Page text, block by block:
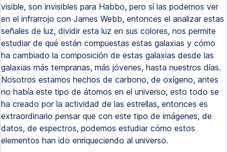
visible, son invisibles para Habbo, pero sí las podemos ver
en el infrarrojo con James Webb, entonces el analizar estas
señales de luz, dividir esta luz en sus colores, nos permite
estudiar de qué están compuestas estas galaxias y cómo
ha cambiado la composición de estas galaxias desde las
galaxias más tempranas, más jóvenes, hasta nuestros días.
Nosotros estamos hechos de carbono, de oxígeno, antes
no había este tipo de átomos en el universo, esto todo se
ha creado por la actividad de las estrellas, entonces es
extraordinario pensar que con este tipo de imágenes, de
datos, de espectros, podemos estudiar cómo estos
elementos han ido enriqueciendo al universo.